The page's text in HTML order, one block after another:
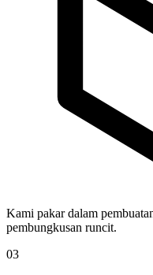
Kami pakar dalam
pembungkusan runcit.
03